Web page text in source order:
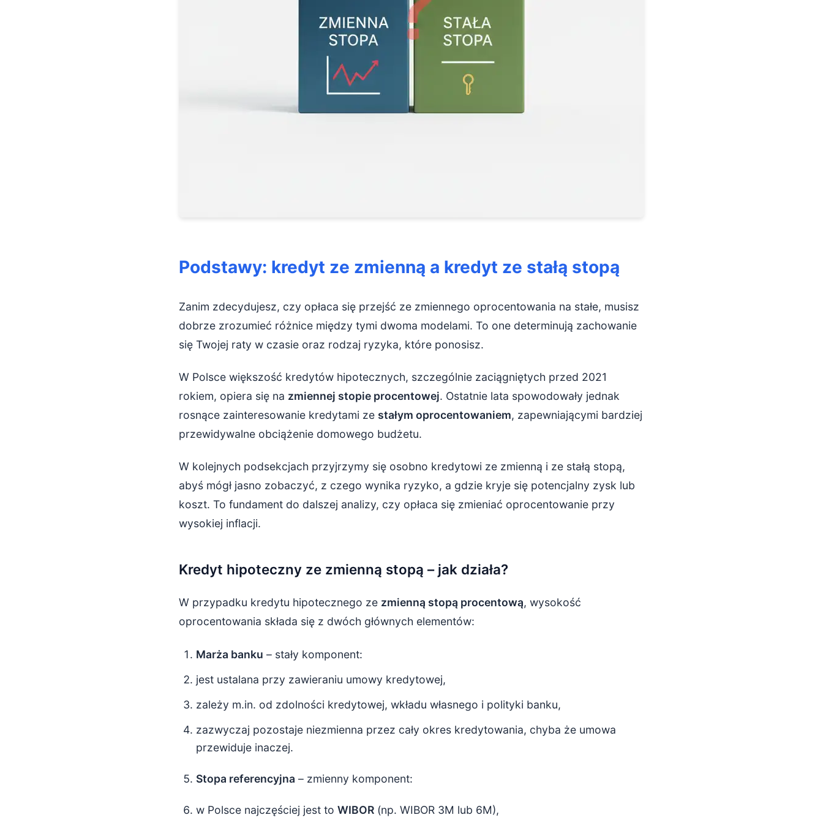
Zwiększenie dochodów i optymalizacja wydatków
Podsumowanie: czy warto zmienić kredyt na stałą stopę przy wysokiej inflacji?
Podstawy: kredyt ze zmienną a kredyt ze stałą stopą
Zanim zdecydujesz, czy opłaca się przejść ze zmiennego oprocentowania na stałe, musisz
dobrze zrozumieć różnice między tymi dwoma modelami. To one determinują zachowanie
się Twojej raty w czasie oraz rodzaj ryzyka, które ponosisz.
W Polsce większość kredytów hipotecznych, szczególnie zaciągniętych przed 2021
rokiem, opiera się na zmiennej stopie procentowej. Ostatnie lata spowodowały jednak
rosnące zainteresowanie kredytami ze stałym oprocentowaniem, zapewniającymi bardziej
przewidywalne obciążenie domowego budżetu.
W kolejnych podsekcjach przyjrzymy się osobno kredytowi ze zmienną i ze stałą stopą,
abyś mógł jasno zobaczyć, z czego wynika ryzyko, a gdzie kryje się potencjalny zysk lub
koszt. To fundament do dalszej analizy, czy opłaca się zmieniać oprocentowanie przy
wysokiej inflacji.
Kredyt hipoteczny ze zmienną stopą – jak działa?
W przypadku kredytu hipotecznego ze zmienną stopą procentową, wysokość
oprocentowania składa się z dwóch głównych elementów:
Marża banku – stały komponent:
jest ustalana przy zawieraniu umowy kredytowej,
zależy m.in. od zdolności kredytowej, wkładu własnego i polityki banku,
zazwyczaj pozostaje niezmienna przez cały okres kredytowania, chyba że umowa
przewiduje inaczej.
Stopa referencyjna – zmienny komponent:
w Polsce najczęściej jest to WIBOR (np. WIBOR 3M lub 6M),